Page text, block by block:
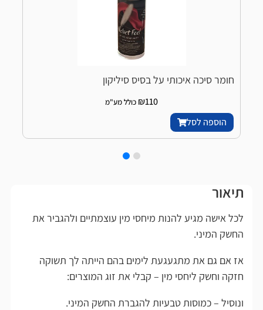
חומר סיכה איכותי על בסיס סיליקון
₪110 כולל מע"מ
הוספה לסל
תיאור
לכל אישה מגיע להנות מיחסי מין עוצמתיים ולהגביר את
החשק המיני.
אז אם גם את מתגעגעת לימים בהם הייתה לך תשוקה
חזקה וחשק ליחסי מין – קבלי את זוג המוצרים:
ונוסיל – כמוסות טבעיות להגברת החשק המיני.